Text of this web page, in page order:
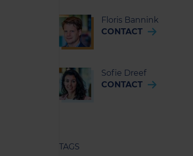
Floris Bannink
CONTACT
Sofie Dreef
CONTACT
TAGS